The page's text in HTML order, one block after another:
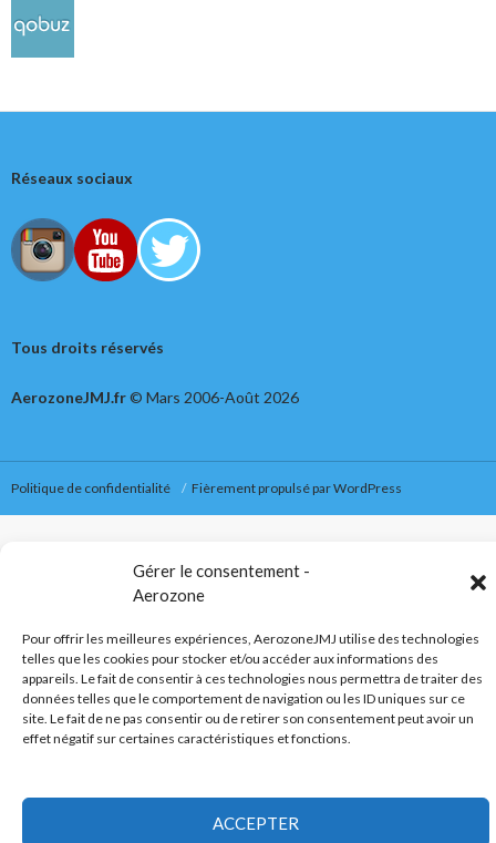
Gérer le consentement -
Aerozone
Pour offrir les meilleures expériences, AerozoneJMJ utilise des technologies
telles que les cookies pour stocker et/ou accéder aux informations des
appareils. Le fait de consentir à ces technologies nous permettra de traiter des
données telles que le comportement de navigation ou les ID uniques sur ce
site. Le fait de ne pas consentir ou de retirer son consentement peut avoir un
effet négatif sur certaines caractéristiques et fonctions.
ACCEPTER
Réseaux sociaux
Tous droits réservés
AerozoneJMJ.fr© Mars 2006-Août 2026
Politique de confidentialité Fièrement propulsé par WordPress